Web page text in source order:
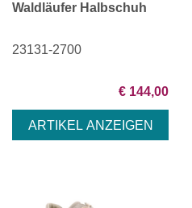
Waldläufer Halbschuh
23131-2700
€ 144,00